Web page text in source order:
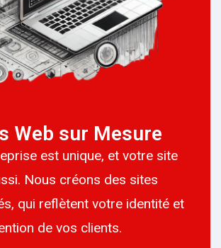
Web sur Mesure
est unique, et votre site
Nous créons des sites
qui reflètent votre identité et
de vos clients.